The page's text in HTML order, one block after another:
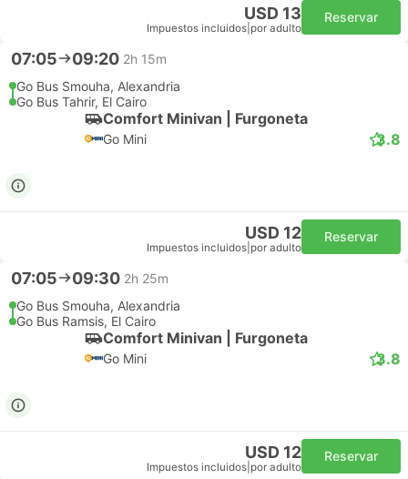
USD 13
Impuestos incluidos por adulto
Reservar
07:05 09:20 2h 15m
Go Bus Smouha, Alexandria
Go Bus Tahrir, El Cairo
Comfort Minivan | Furgoneta
Go Mini 3.8
USD 12
Impuestos incluidos por adulto
Reservar
07:05 09:30 2h 25m
Go Bus Smouha, Alexandria
Go Bus Ramsis, El Cairo
Comfort Minivan | Furgoneta
Go Mini 3.8
USD 12
Impuestos incluidos por adulto
Reservar